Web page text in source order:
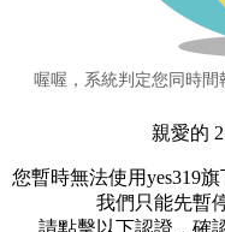
喔喔，系統判定您同時間
親愛的
您暫時無法使用yes319
我們只能先暫
請點擊以下認證，確